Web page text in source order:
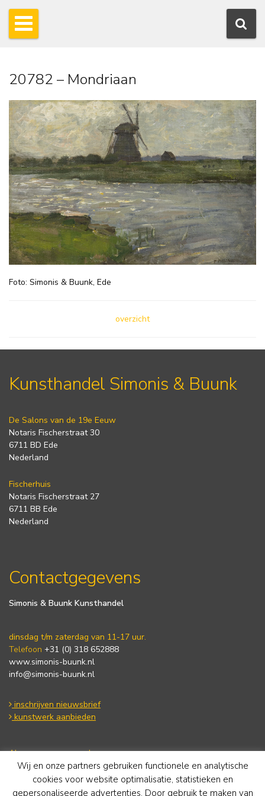
20782 – Mondriaan
Foto: Simonis & Buunk, Ede
overzicht
Kunsthandel Simonis & Buunk
De Salons van de 19e Eeuw
Notaris Fischerstraat 30
6711 BD Ede
Nederland
Fischerhuis
Notaris Fischerstraat 27
6711 BB Ede
Nederland
Contactgegevens
Simonis & Buunk Kunsthandel
dinsdag t/m zaterdag van 11-17 uur.
Telefoon +31 (0) 318 652888
www.simonis-buunk.nl
info@simonis-buunk.nl
inschrijven nieuwsbrief
kunstwerk aanbieden
Algemene voorwaarden
Privacy statement
Cookie Policy
Disclaimer
Wij en onze partners gebruiken functionele en analytische
cookies voor website optimalisatie, statistieken en
gepersonaliseerde advertenties. Door gebruik te maken van